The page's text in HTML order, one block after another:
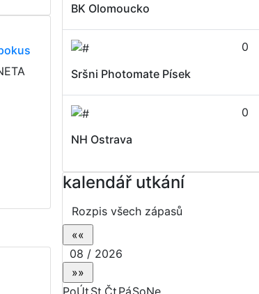
BK Olomoucko
Sršni Photomate Písek
0
NH Ostrava
0
kalendář utkání
Rozpis všech zápasů
08 / 2026